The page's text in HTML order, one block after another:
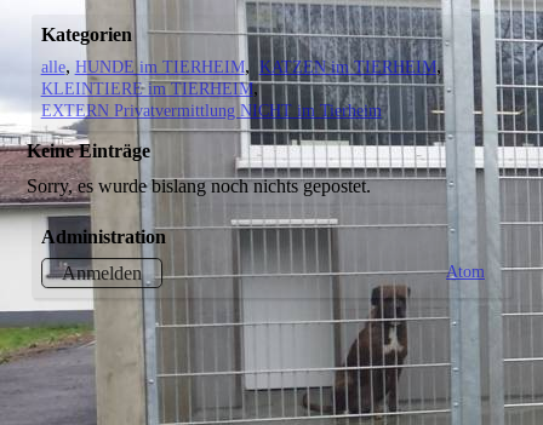
Kategorien
alle HUNDE im TIERHEIM
KATZEN im TIERHEIM
KLEINTIERE im TIERHEIM
EXTERN Privatvermittlung NICHT im Tierheim
Keine Einträge
Sorry, es wurde bislang noch nichts gepostet.
Administration
Anmelden
Atom